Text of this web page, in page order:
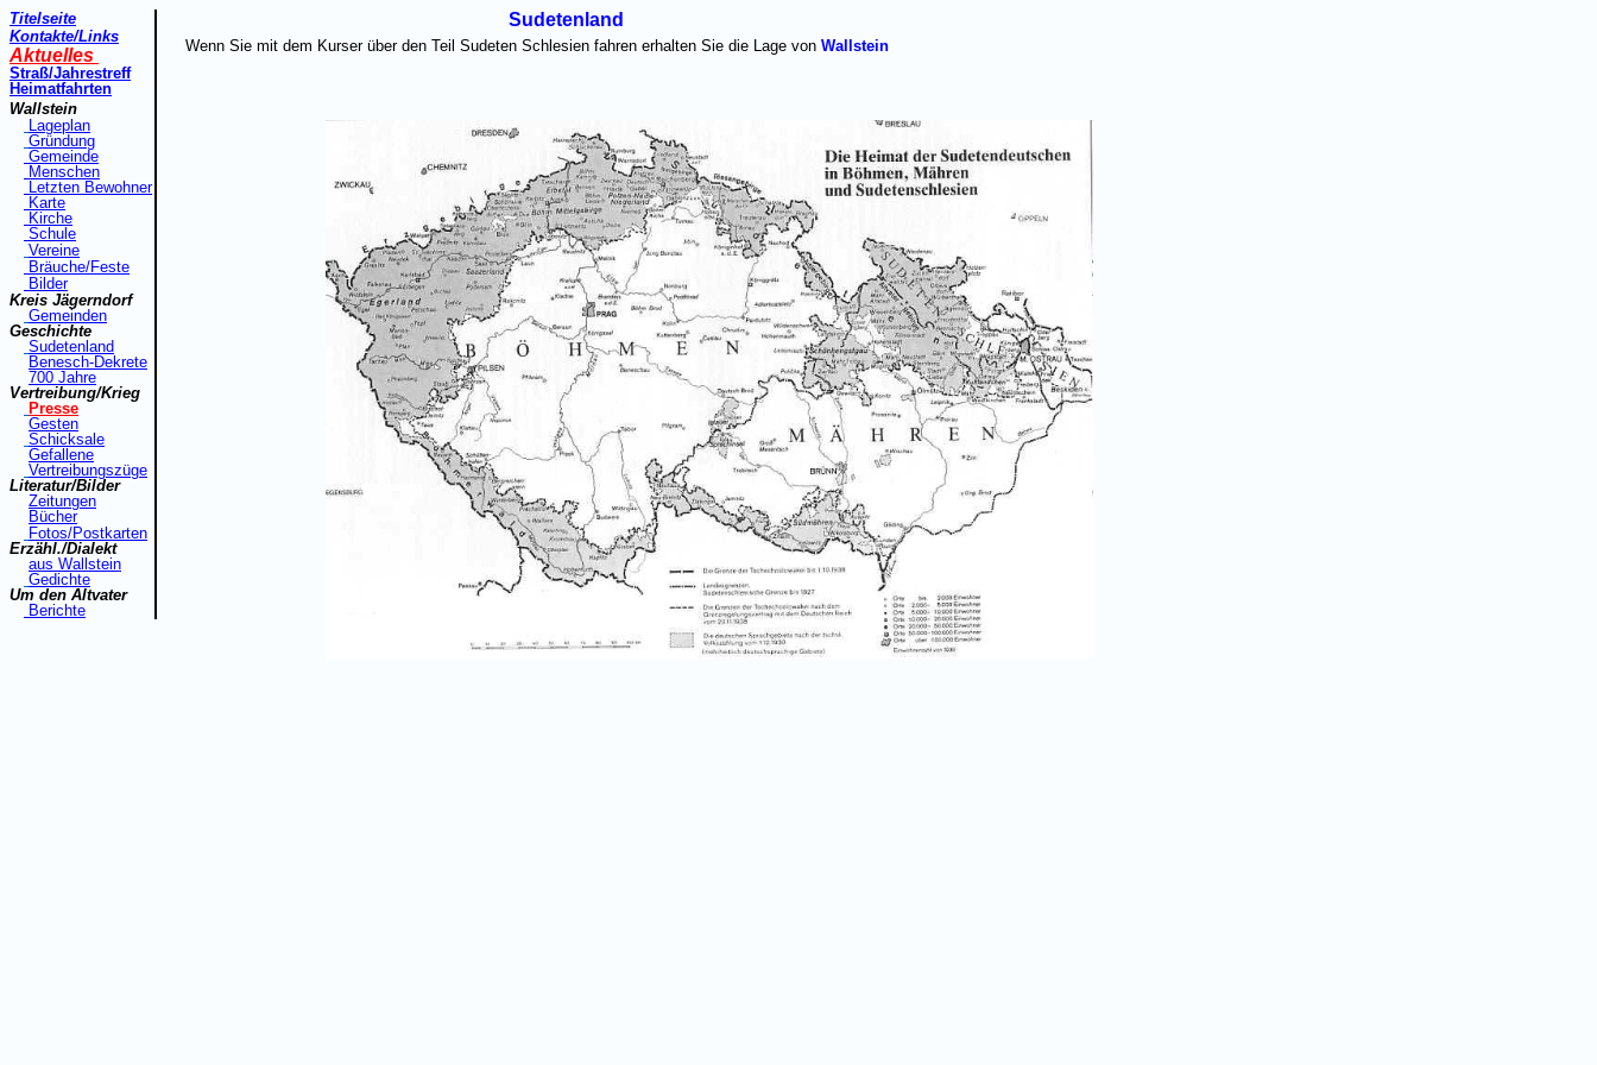
Titelseite
Kontakte/Links
Aktuelles
Straß/Jahrestreff
Heimatfahrten
Wallstein
Lageplan
Gründung
Gemeinde
Menschen
Letzten Bewohner
Karte
Kirche
Schule
Vereine
Bräuche/Feste
Bilder
Kreis Jägerndorf
Gemeinden
Geschichte
Sudetenland
Benesch-Dekrete
700 Jahre
Vertreibung/Krieg
Presse
Gesten
Schicksale
Gefallene
Vertreibungszüge
Literatur/Bilder
Zeitungen
Bücher
Fotos/Postkarten
Erzähl./Dialekt
aus Wallstein
Gedichte
Um den Altvater
Berichte
Sudetenland
Wenn Sie mit dem Kurser über den Teil Sudeten Schlesien fahren erhalten Sie die Lage von Wallstein